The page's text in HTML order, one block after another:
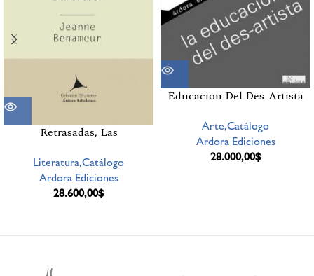
Retrasadas, Las
Literatura,Catálogo
Ardora Ediciones
28.600,00$
Educacion Del Des-Artista
Arte,Catálogo
Ardora Ediciones
28.000,00$